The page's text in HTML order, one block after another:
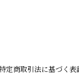
定商取引法に基づく表